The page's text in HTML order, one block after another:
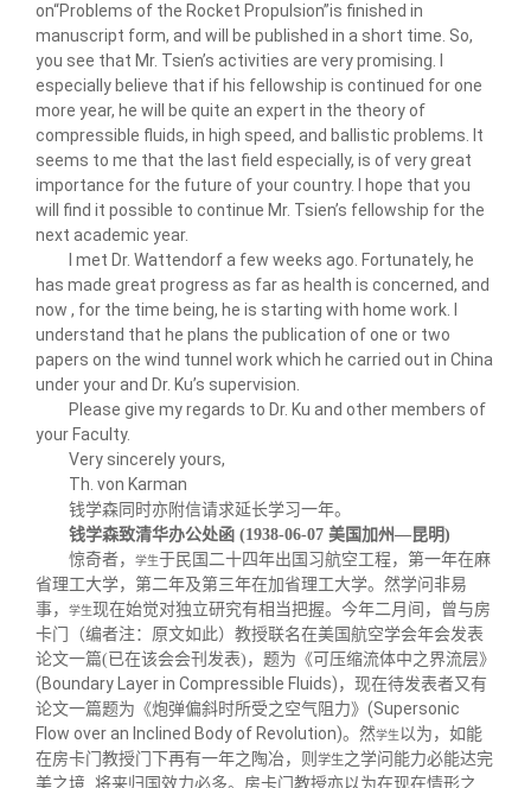
on“Problems of the Rocket Propulsion”is finished in
manuscript form, and will be published in a short time. So,
you see that Mr. Tsien’s activities are very promising. I
especially believe that if his fellowship is continued for one
more year, he will be quite an expert in the theory of
compressible fluids, in high speed, and ballistic problems. It
seems to me that the last field especially, is of very great
importance for the future of your country. I hope that you
will find it possible to continue Mr. Tsien’s fellowship for the
next academic year.
I met Dr. Wattendorf a few weeks ago. Fortunately, he
has made great progress as far as health is concerned, and
now , for the time being, he is starting with home work. I
understand that he plans the publication of one or two
papers on the wind tunnel workwhich he carried out in China
under your and Dr. Ku’s supervision.
Please give my regards to Dr. Ku and other members of
your Faculty.
Very sincerely yours,
Th. von Karman
钱学森同时亦附信请求延长学习一年。
钱学森致清华办公处函 (1938-06-07 美国加州—昆明)
惊奇者，
学生于民国二十四年出国习航空工程，第一年在麻
省理工大学，第二年及第三年在加省理工大学。然学问非易
事，
学生现在始觉对独立研究有相当把握。今年二月间，曾与房
卡门（编者注：原文如此）教授联名在美国航空学会年会发表
论文一篇(已在该会会刊发表)，题为《可压缩流体中之界流层》
(Boundary Layer in Compressible Fluids) ，现在待发表者又有
论文一篇题为《炮弹偏斜时所受之空气阻力》 (Supersonic
Flow over an Inclined Body of Revolution)。然学生以为，如能
在房卡门教授门下再有一年之陶冶，则 学生之学问能力必能达完
美之境, 将来归国效力必多。房卡门教授亦以为在现在情形之